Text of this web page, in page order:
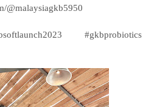
@malaysiagkb5950
#gkbprobiotics